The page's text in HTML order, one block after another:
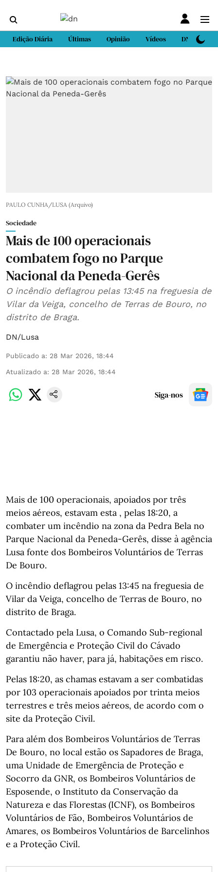
Edição Diária Últimas Opinião Vídeos DN Sport
PAULO CUNHA/LUSA (Arquivo)
Sociedade
Mais de 100 operacionais
combatem fogo no Parque
Nacional da Peneda-Gerês
O incêndio deflagrou pelas 13:45 na freguesia de
Vilar da Veiga, concelho de Terras de Bouro, no
distrito de Braga.
DN/Lusa
Publicado a: 28 Mar 2026, 18:44
Atualizado a: 28 Mar 2026, 18:44
Siga-nos
Mais de 100 operacionais, apoiados por três
meios aéreos, estavam esta , pelas 18:20, a
combater um incêndio na zona da Pedra Bela no
Parque Nacional da Peneda-Gerês, disse à agência
Lusa fonte dos Bombeiros Voluntários de Terras
De Bouro.
O incêndio deflagrou pelas 13:45 na freguesia de
Vilar da Veiga, concelho de Terras de Bouro, no
distrito de Braga.
Contactado pela Lusa, o Comando Sub-regional
de Emergência e Proteção Civil do Cávado
garantiu não haver, para já, habitações em risco.
Pelas 18:20, as chamas estavam a ser combatidas
por 103 operacionais apoiados por trinta meios
terrestres e três meios aéreos, de acordo com o
site da Proteção Civil.
Para além dos Bombeiros Voluntários de Terras
De Bouro, no local estão os Sapadores de Braga,
uma Unidade de Emergência de Proteção e
Socorro da GNR, os Bombeiros Voluntários de
Esposende, o Instituto da Conservação da
Natureza e das Florestas (ICNF), os Bombeiros
Voluntários de Fão, Bombeiros Voluntários de
Amares, os Bombeiros Voluntários de Barcelinhos
e a Proteção Civil.